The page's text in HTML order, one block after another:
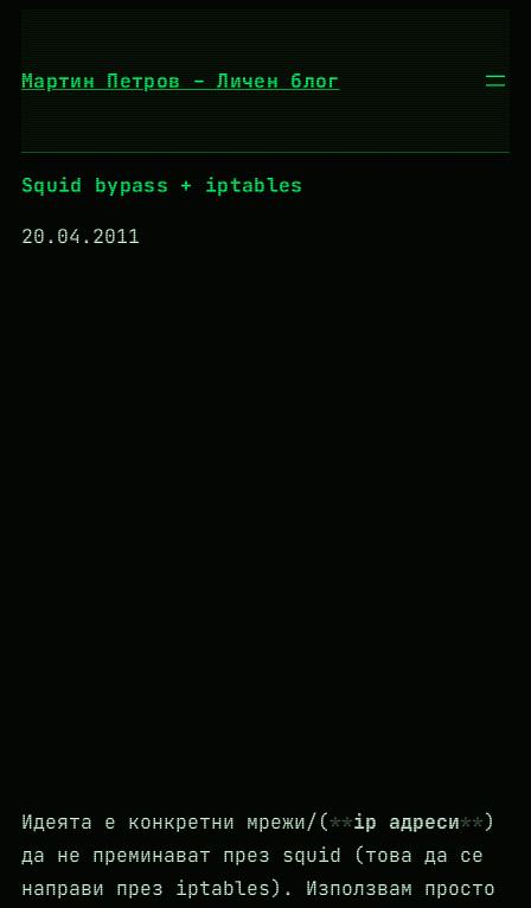
Мартин Петров – Личен блог
Squid bypass + iptables
20.04.2011
Идеята е конкретни мрежи/( ip адреси
)
да не преминават през squid (това да се
направи през iptables). Използвам просто